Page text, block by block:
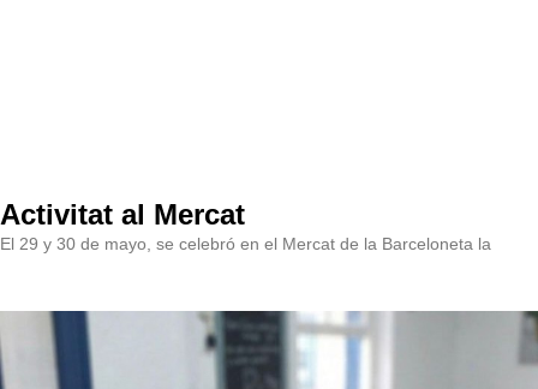
Activitat al Mercat
El 29 y 30 de mayo, se celebró en el Mercat de la Barceloneta la